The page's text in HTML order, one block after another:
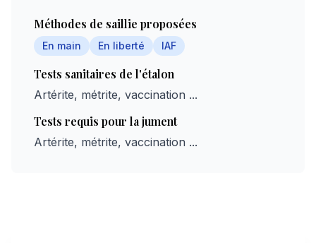
Méthodes de saillie proposées
En main En liberté IAF
Tests sanitaires de l'étalon
Artérite, métrite, vaccination ...
Tests requis pour la jument
Artérite, métrite, vaccination ...